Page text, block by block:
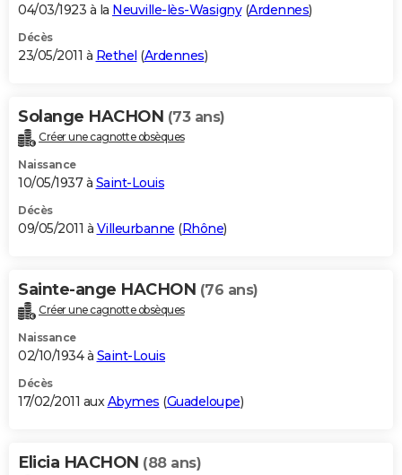
04/03/1923 à la Neuville-lès-Wasigny(Ardennes)
Décès
23/05/2011 à Rethel (Ardennes)
Solange HACHON (73 ans)
Créer une cagnotte obsèques
Naissance
10/05/1937 à Saint-Louis
Décès
09/05/2011 à Villeurbanne (Rhône)
Sainte-ange HACHON (76 ans)
Créer une cagnotte obsèques
Naissance
02/10/1934 à Saint-Louis
Décès
17/02/2011 auxAbymes (Guadeloupe)
Elicia HACHON (88 ans)